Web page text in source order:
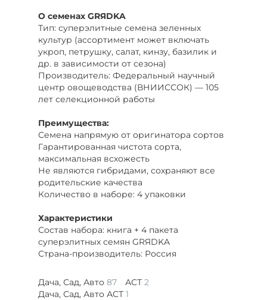
О семенах GRЯDKA
Тип: суперэлитные семена зеленных
культур (ассортимент может включать
укроп, петрушку, салат, кинзу, базилик и
др. в зависимости от сезона)
Производитель: Федеральный научный
центр овощеводства (ВНИИССОК) — 105
лет селекционной работы
Преимущества:
Семена напрямую от оригинатора сортов
Гарантированная чистота сорта,
максимальная всхожесть
Не являются гибридами, сохраняют все
родительские качества
Количество в наборе: 4 упаковки
Характеристики
Состав набора: книга + 4 пакета
суперэлитных семян GRЯDKA
Страна-производитель: Россия
Дача, Сад, Авто 87 АСТ 2
Дача, Сад, Авто АСТ 1